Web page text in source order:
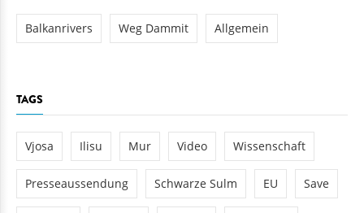
Balkanrivers Weg Dammit Allgemein
TAGS
Vjosa Ilisu Mur Video Wissenschaft
Presseaussendung Schwarze Sulm EU Save